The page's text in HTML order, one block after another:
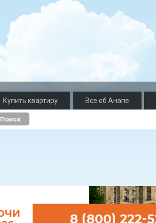
Поиск
Купить квартиру Все об Анапе